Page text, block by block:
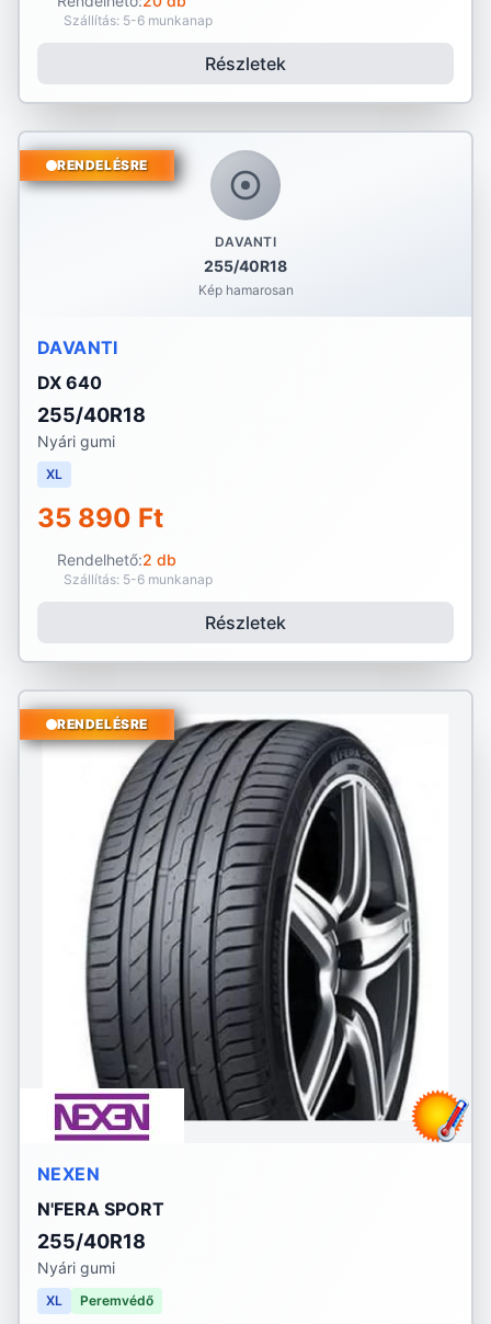
Szállítás: 5-6 munkanap
Részletek
DAVANTI
255/40R18
Kép hamarosan
RENDELÉSRE
DAVANTI
DX 640
255/40R18
Nyári gumi
XL
35 890 Ft
Rendelhető:2 db
Szállítás: 5-6 munkanap
Részletek
RENDELÉSRE
NEXEN
N'FERA SPORT
255/40R18
Nyári gumi
XL Peremvédő